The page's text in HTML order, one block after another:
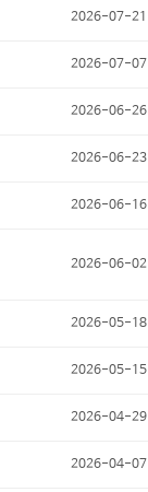
2026-07-21
2026-07-07
2026-06-26
2026-06-23
2026-06-16
2026-06-02
2026-05-18
2026-05-15
2026-04-29
2026-04-07